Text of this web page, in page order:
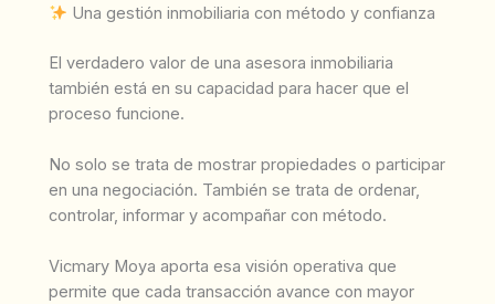
Una gestión inmobiliaria con método y confianza
El verdadero valor de una asesora inmobiliaria
también está en su capacidad para hacer que el
proceso funcione.
No solo se trata de mostrar propiedades o participar
en una negociación. También se trata de ordenar,
controlar, informar y acompañar con método.
Vicmary Moya aporta esa visión operativa que
permite que cada transacción avance con mayor